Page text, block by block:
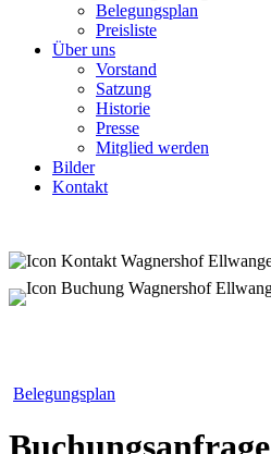
Belegungsplan
Preisliste
Über uns
Vorstand
Satzung
Historie
Presse
Mitglied werden
Bilder
Kontakt
Belegungsplan